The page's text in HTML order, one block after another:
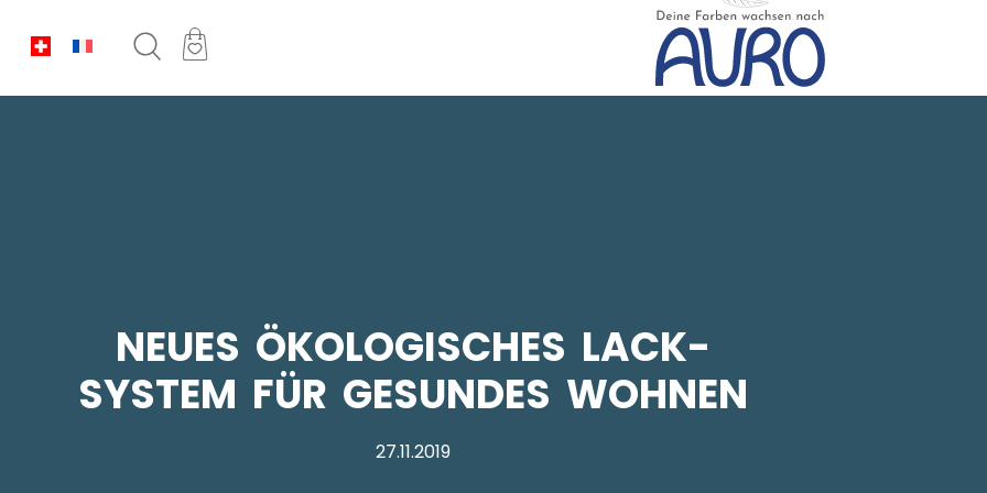
NEUES ÖKOLOGISCHES LACK-
SYSTEM FÜR GESUNDES WOHNEN
27.11.2019